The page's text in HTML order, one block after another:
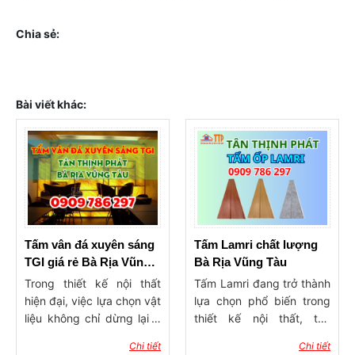
Chia sẻ:
Bài viết khác:
Tấm vân đá xuyên sáng
TGI giá rẻ Bà Rịa Vũng
Tàu
Trong thiết kế nội thất
hiện đại, việc lựa chọn vật
liệu không chỉ dừng lại ở
Chi tiết
Tấm Lamri chất lượng
Bà Rịa Vũng Tàu
Tấm Lamri đang trở thành
lựa chọn phổ biến trong
thiết kế nội thất, tạo
Chi tiết